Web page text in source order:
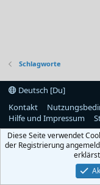
Schlagworte
Deutsch [Du]
Kontakt
Hilfe und Impressum
Diese Seite verwendet
der Registrierung